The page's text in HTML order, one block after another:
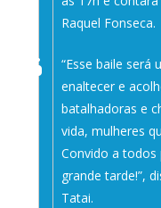
Raquel Fonseca.
“Esse baile será
enaltecer e
batalhadoras e
vida, mulheres
Convido a todos
grande tarde!”,
Tatai.